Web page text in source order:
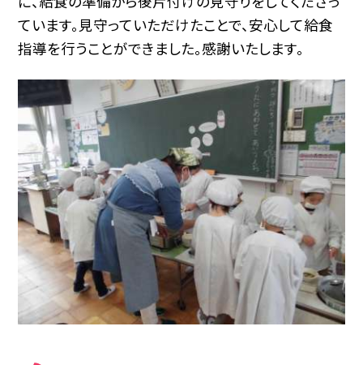
ています。見守っていただけたことで、安心して給食
指導を行うことができました。感謝いたします。